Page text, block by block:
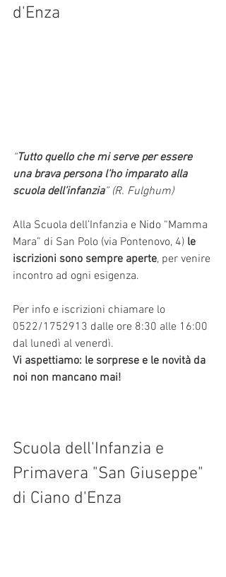
d'Enza
“Tutto quello che mi serve per essere
una brava persona l’ho imparato alla
scuola dell’infanzia” (R. Fulghum)
Alla Scuola dell’Infanzia e Nido “Mamma
Mara” di San Polo (via Pontenovo, 4) le
iscrizioni sono sempre aperte, per venire
incontro ad ogni esigenza.
Per info e iscrizioni chiamare lo
0522/1752913 dalle ore 8:30 alle 16:00
dal lunedì al venerdì.
Vi aspettiamo: le sorprese e le novità da
noi non mancano mai!
Scuola dell'Infanzia e
Primavera "San Giuseppe"
di Ciano d'Enza